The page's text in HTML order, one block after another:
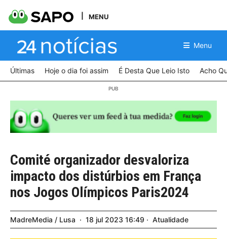
MENU
Menu
Últimas Hoje o dia foi assim É Desta Que Leio Isto Acho
Comité organizador desvaloriza
impacto dos distúrbios em França
nos Jogos Olímpicos Paris2024
MadreMedia / Lusa 18 jul 2023 16:49 Atualidade